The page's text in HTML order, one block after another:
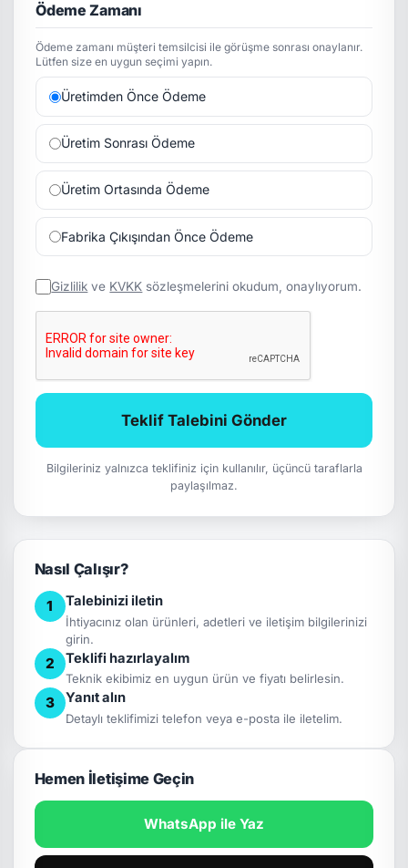
Ödeme Zamanı
Ödeme zamanı müşteri temsilcisi ile görüşme sonrası onaylanır.
Lütfen size en uygun seçimi yapın.
Üretimden Önce Ödeme
Üretim Sonrası Ödeme
Üretim Ortasında Ödeme
Fabrika Çıkışından Önce Ödeme
Gizlilik ve KVKK sözleşmelerini okudum, onaylıyorum.
Teklif Talebini Gönder
Bilgileriniz yalnızca teklifiniz için kullanılır, üçüncü taraflarla
paylaşılmaz.
Nasıl Çalışır?
1 Talebinizi iletin
İhtiyacınız olan ürünleri, adetleri ve iletişim bilgilerinizi
girin.
2 Teklifi hazırlayalım
Teknik ekibimiz en uygun ürün ve fiyatı belirlesin.
3 Yanıt alın
Detaylı teklifimizi telefon veya e-posta ile iletelim.
Hemen İletişime Geçin
WhatsApp ile Yaz